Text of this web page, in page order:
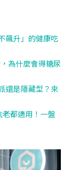
飆升」的健康吃
為什麼會得糖尿
還是隱藏型？來
老都適用！一盤